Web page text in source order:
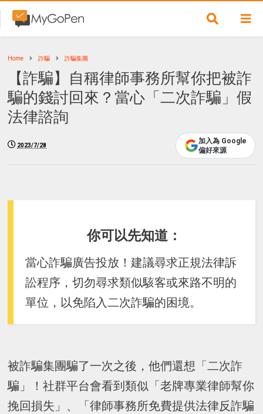
Home 詐騙 詐騙集團
【詐騙】自稱律師事務所幫你把被詐
騙的錢討回來？當心「二次詐騙」假
法律諮詢
2023/7/28
加入為 Google
偏好來源
你可以先知道：
當心詐騙廣告投放！建議尋求正規法律訴
訟程序，切勿尋求類似駭客或來路不明的
單位，以免陷入二次詐騙的困境。
被詐騙集團騙了一次之後，他們還想「二次詐
騙」！社群平台會看到類似「老牌專業律師幫你
挽回損失」、「律師事務所免費提供法律反詐騙